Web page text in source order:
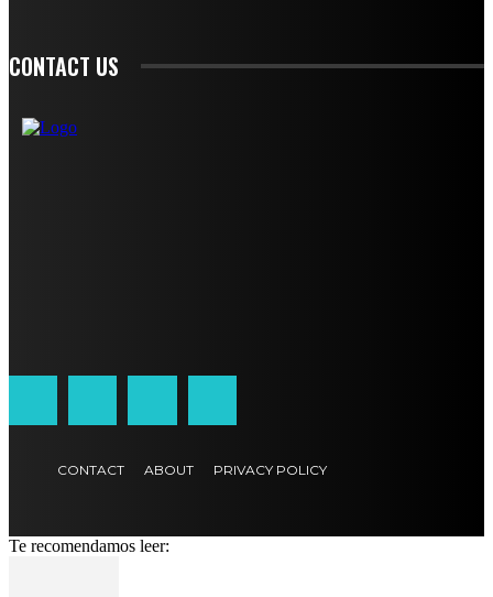
CONTACT US
CONTACT ABOUT PRIVACY POLICY
Te recomendamos leer: